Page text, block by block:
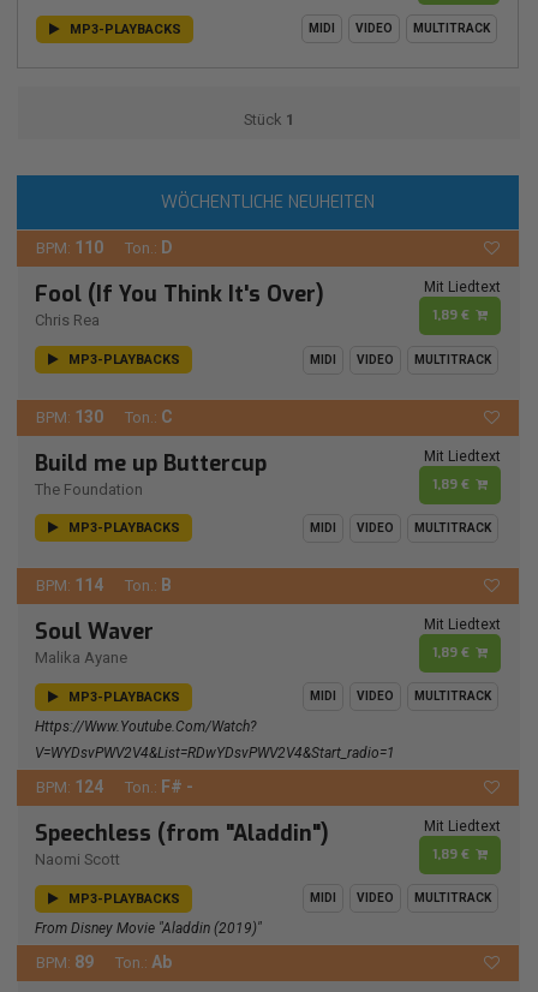
MP3-PLAYBACKS MIDI VIDEO MULTITRACK
Stück 1
WÖCHENTLICHE NEUHEITEN
BPM: 110 Ton.: D
Fool (If You Think It's Over)
Chris Rea
Mit Liedtext
1,89 €
MP3-PLAYBACKS MIDI VIDEO MULTITRACK
BPM: 130 Ton.: C
Build me up Buttercup
The Foundation
Mit Liedtext
1,89 €
MP3-PLAYBACKS MIDI VIDEO MULTITRACK
BPM: 114 Ton.: B
Soul Waver
Malika Ayane
Mit Liedtext
1,89 €
MP3-PLAYBACKS MIDI VIDEO MULTITRACK
Https://www.youtube.com/watch?
V=wYDsvPWV2V4&list=RDwYDsvPWV2V4&start_radio=1
BPM: 124 Ton.: F# -
Speechless (from "Aladdin")
Naomi Scott
Mit Liedtext
1,89 €
MP3-PLAYBACKS MIDI VIDEO MULTITRACK
From Disney Movie "Aladdin (2019)"
BPM: 89 Ton.: Ab